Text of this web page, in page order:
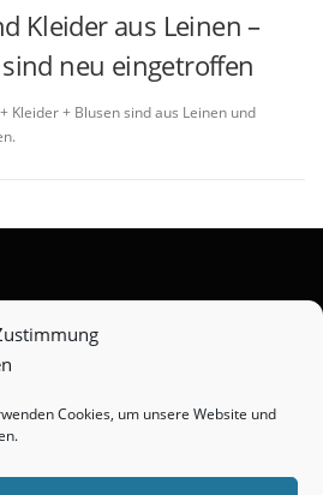
Cookies, um unsere Website und
Kleider aus Leinen –
neu eingetroffen
Kleider + Blusen sind aus Leinen und